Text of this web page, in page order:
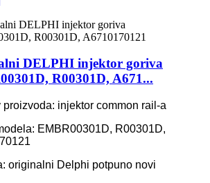
DELPHI injektor goriva
R00301D, A671...
proizvoda: injektor common rail-a
EMBR00301D, R00301D,
originalni Delphi potpuno novi